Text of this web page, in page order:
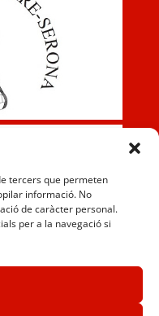
tercers que permeten
informació. No
de caràcter personal.
per a la navegació si